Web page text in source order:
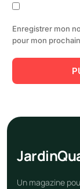
Enregistrer mon
pour mon
Jardin
Un magazine